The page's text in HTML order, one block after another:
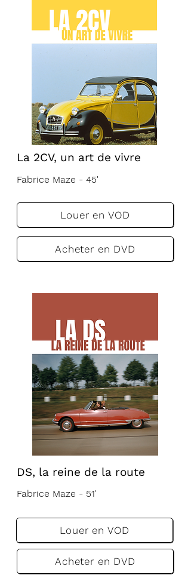
La 2CV, un art de vivre
Fabrice Maze - 45'
Louer en VOD
Acheter en DVD
DS, la reine de la route
Fabrice Maze - 51'
Louer en VOD
Acheter en DVD